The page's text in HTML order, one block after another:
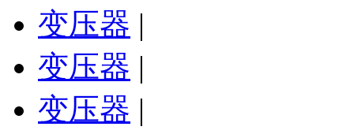
变压器 |
变压器 |
变压器 |